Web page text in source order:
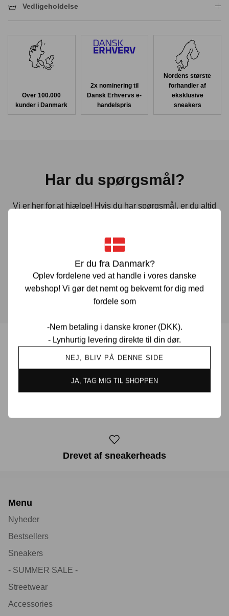
Er du fra Danmark?
Oplev fordelene ved at handle i vores danske
webshop! Vi gør det nemt og bekvemt for dig med
fordele som
-Nem betaling i danske kroner (DKK).
- Lynhurtig levering direkte til din dør.
NEJ, BLIV PÅ DENNE SIDE
JA, TAG MIG TIL SHOPPEN
Vedligeholdelse
Over 100.000
kunder i Danmark
2x nominering til
Dansk Erhvervs e-
handelspris
Nordens største
forhandler af
eksklusive
sneakers
Har du spørgsmål?
Vi er her for at hjælpe! Hvis du har spørgsmål, er du altid
muligt.
KONTAKT OS
Prisgaranti i Danmark
Drevet af sneakerheads
Menu
Nyheder
Bestsellers
Sneakers
- SUMMER SALE -
Streetwear
Accessories